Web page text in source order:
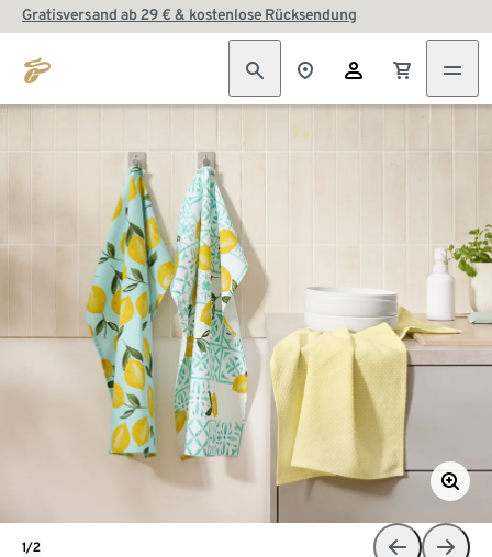
Gratisversand ab 29 € & kostenlose Rücksendung
1/2